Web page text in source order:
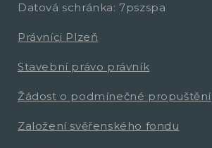
Datová schránka: 7pszspa
Právníci Plzeň
Stavební právo právník
Žádost o podmínečné propuštění
Založení svěřenského fondu